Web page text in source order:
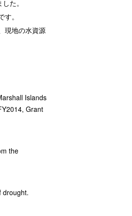
た。
。
現地の水資源
Islands
Grant
the
drought.